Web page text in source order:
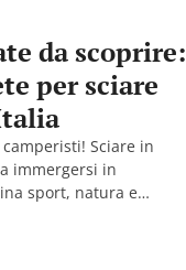
da scoprire:
per sciare
Sciare in
immergersi in
sport, natura e…